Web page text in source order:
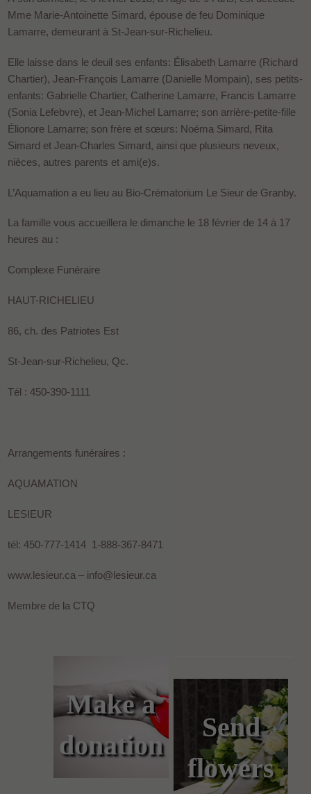
Mme Marie-Antoinette Simard, épouse de feu Dominique
Lamarre, demeurant à St-Jean-sur-Richelieu.
Elle laisse dans le deuil ses enfants: Élisabeth Lamarre (Richard
Chartier), Jean-François Lamarre (Danielle Mompain), ses petits-
enfants: Gabrielle Chartier, Catherine Lamarre, Francis Lamarre
(Sonia Lefebvre), et Jean-Michel Lamarre; son arrière-petite-fille
Élionore Lamarre; son frère et sœurs: Noéma Simard, Rita
Simard et Jean-Charles Simard, ainsi que plusieurs neveux,
nièces, autres parents et ami(e)s.
L’Aquamation a eu lieu au Bio-Crématorium Le Sieur de Granby.
La famille vous accueillera le dimanche le 18 février de 14 à 17
heures au :
Complexe Funéraire
HAUT-RICHELIEU
86, ch. des Patriotes Est
St-Jean-sur-Richelieu, Qc.
Tél : 450-390-1111
Arrangements funéraires :
AQUAMATION
LESIEUR
tél: 450-777-1414 1-888-367-8471
www.lesieur.ca – info@lesieur.ca
Membre de la CTQ
Make a
donation
Send
flowers